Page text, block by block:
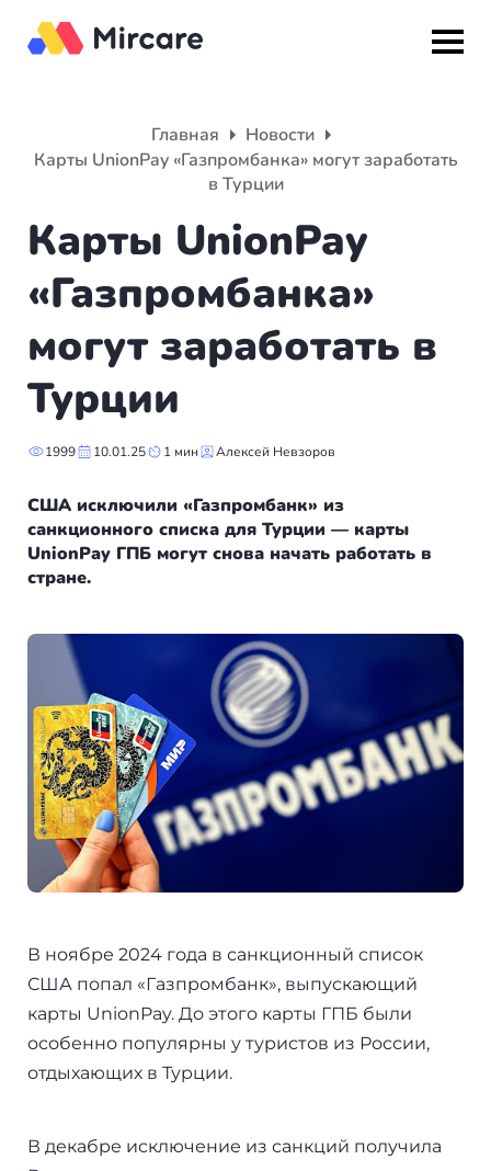
Главная
Новости
Карты ‎UnionPay «Газпромбанка» могут заработать
в Турции
Карты UnionPay
«Газпромбанка»
могут заработать в
Турции
1999 10.01.25 1 мин Алексей Невзоров
США исключили «Газпромбанк» из
санкционного списка для Турции — карты
UnionPay ГПБ могут снова начать работать в
стране.
В ноябре 2024 года в санкционный список
США попал «Газпромбанк», выпускающий
карты UnionPay. До этого карты ГПБ были
особенно популярны у туристов из России,
отдыхающих в Турции.
В декабре исключение из санкций получила
Европа
Мальта
Испания
Турция
Румыния
Болгария
Венгрия
Америка
Аргентина
Другие страны
Вануату
Израиль
+7(499)938-68-05
Европа
Италия
Великобритания
Португалия
Словения
Франция
Испания
Венгрия
Турция
Люксембург
Черногория
Финляндия
Германия
Дания
Словакия
Подбор программы
Партнерская программа
Вакансии
О нас
Вебинары
Пишем в СМИ
Отзывы
+7(499)938-68-05
Whatsapp Telegram